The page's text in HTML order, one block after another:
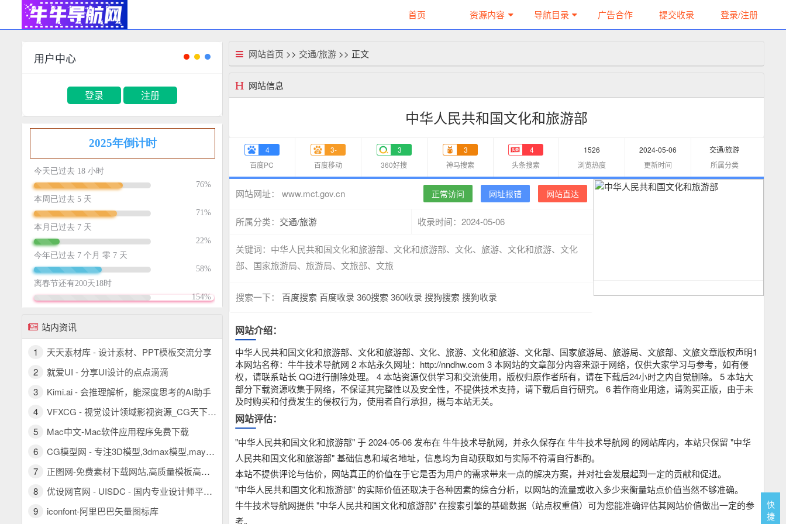
首页 资源内容 导航目录 广告合作 提交收录 登录/注册
网站首页 >> 交通/旅游 >> 正文
网站信息
中华人民共和国文化和旅游部
4
百度PC
3-
百度移动
3
360好搜
3
神马搜索
4
头条搜索
1526
浏览热度
2024-05-06
更新时间
交通/旅游
所属分类
网站网址： www.mct.gov.cn 正常访问 网址报错 网站直达
所属分类： 交通/旅游 收录时间： 2024-05-06
关键词： 中华人民共和国文化和旅游部、文化和旅游部、文化、旅游、文化和旅游、文化
部、国家旅游局、旅游局、文旅部、文旅
搜索一下： 百度搜索 百度收录 360搜索 360收录 搜狗搜索 搜狗收录
网站介绍：
中华人民共和国文化和旅游部、文化和旅游部、文化、旅游、文化和旅游、文化部、国家旅游局、旅游局、文旅部、文旅文章版权声明1
本网站名称：牛牛技术导航网 2 本站永久网址：http://nndhw.com 3 本网站的文章部分内容来源于网络，仅供大家学习与参考，如有侵
权，请联系站长 QQ进行删除处理。 4 本站资源仅供学习和交流使用，版权归原作者所有，请在下载后24小时之内自觉删除。 5 本站大
部分下载资源收集于网络，不保证其完整性以及安全性，不提供技术支持，请下载后自行研究。 6 若作商业用途，请购买正版，由于未
及时购买和付费发生的侵权行为，使用者自行承担，概与本站无关。
网站评估：
"中华人民共和国文化和旅游部" 于 2024-05-06 发布在 牛牛技术导航网，并永久保存在 牛牛技术导航网 的网站库内，本站只保留 "中华
人民共和国文化和旅游部" 基础信息和域名地址，信息均为自动获取如与实际不符清自行斟酌。
本站不提供评论与估价，网站真正的价值在于它是否为用户的需求带来一点的解决方案，并对社会发展起到一定的贡献和促进。
"中华人民共和国文化和旅游部" 的实际价值还取决于各种因素的综合分析，以网站的流量或收入多少来衡量站点价值当然不够准确。
牛牛技术导航网提供 "中华人民共和国文化和旅游部" 在搜索引擎的基础数据（站点权重值）可为您能准确评估其网站价值做出一定的参
考。
用户中心
登录 注册
站内资讯
1
天天素材库 - 设计素材、PPT模板交流分享
2
就爱UI - 分享UI设计的点点滴滴
3
Kimi.ai - 会推理解析，能深度思考的AI助手
4
VFXCG - 视觉设计领域影视资源_CG天下 PR模板/AE模板/FCPX插件/视频素材
5
Mac中文-Mac软件应用程序免费下载
6
CG模型网 - 专注3D模型,3dmax模型,maya模型,c4d模型,优质三维模型素材下载
7
正图网-免费素材下载网站,高质量模板高清图片设计素材图库
8
优设网官网 - UISDC - 国内专业设计师平台 - 看设计文章，学AIGC教程，找灵感素材，尽在优设网！
9
iconfont-阿里巴巴矢量图标库
快
捷